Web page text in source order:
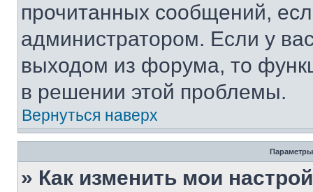
прочитанных сообщений,
администратором. Если у
выходом из форума, то
в решении этой проблемы.
Вернуться наверх
Параметры
» Как изменить мои